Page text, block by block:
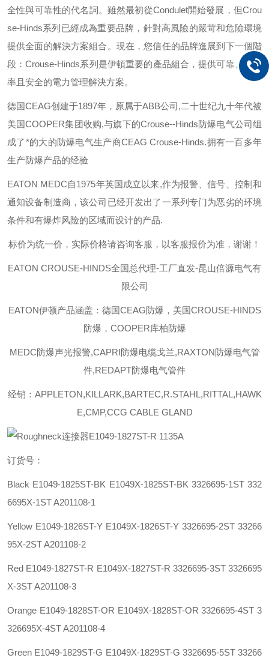
全性與可靠性的代名詞。雖然最初從Condulet開始發展，但Crou
se-Hinds系列已經成為重要品牌，針對高風險的嚴苛和危險環境
提供全面的解決方案組合。現在，您信任的品牌進展到下一個階
段：Crouse-Hinds系列是伊頓重要的產品組合，提供可靠、有效
率且安全的電力管理解決方案。
德国CEAG创建于1897年，原属于ABB公司,二十世纪九十年代被
美国COOPER集团收购,与旗下的Crouse--Hinds防爆电气公司组
成了*的大的防爆电气生产商CEAG Crouse-Hinds.拥有一百多年
生产防爆产品的经验
EATON MEDC自1975年英国成立以来,作为报警、信号、控制和
通知设备制造商，该公司已经开发出了一系列专门为恶劣的环境
条件和有爆炸风险的区域而设计的产品.
标价为统一价，实际价格请咨询客服，以客服报价为准，谢谢！
EATON CROUSE-HINDS全国总代理-工厂直发-昆山倍源电气有
限公司
EATON伊顿产品涵盖：德国CEAG防爆，美国CROUSE-HINDS
防爆，COOPER库柏防爆
MEDC防爆声光报警,CAPRI防爆电缆戈兰,RAXTON防爆电气管
件,REDAPT防爆电气管件
经销：APPLETON,KILLARK,BARTEC,R.STAHL,RITTAL,HAWK
E,CMP,CCG CABLE GLAND
订货号：
Black E1049-1825ST-BK E1049X-1825ST-BK 3326695-1ST 332
6695X-1ST A201108-1
Yellow E1049-1826ST-Y E1049X-1826ST-Y 3326695-2ST 33266
95X-2ST A201108-2
Red E1049-1827ST-R E1049X-1827ST-R 3326695-3ST 3326695
X-3ST A201108-3
Orange E1049-1828ST-OR E1049X-1828ST-OR 3326695-4ST 3
326695X-4ST A201108-4
Green E1049-1829ST-G E1049X-1829ST-G 3326695-5ST 33266